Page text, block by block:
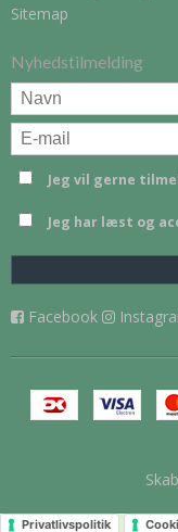
Sitemap
Nyhedstilmelding
Jeg vil gerne
Jeg har læst og
Facebook
Privatlivspolitik